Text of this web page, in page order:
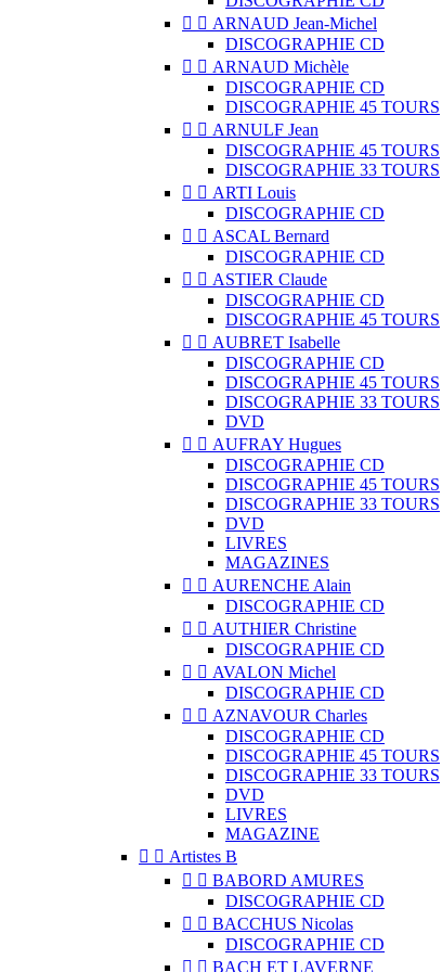
  ARNAUD Jean-Michel
DISCOGRAPHIE CD
  ARNAUD Michèle
DISCOGRAPHIE CD
DISCOGRAPHIE 45 TOURS
  ARNULF Jean
DISCOGRAPHIE 45 TOURS
DISCOGRAPHIE 33 TOURS
  ARTI Louis
DISCOGRAPHIE CD
  ASCAL Bernard
DISCOGRAPHIE CD
  ASTIER Claude
DISCOGRAPHIE CD
DISCOGRAPHIE 45 TOURS
  AUBRET Isabelle
DISCOGRAPHIE CD
DISCOGRAPHIE 45 TOURS
DISCOGRAPHIE 33 TOURS
DVD
  AUFRAY Hugues
DISCOGRAPHIE CD
DISCOGRAPHIE 45 TOURS
DISCOGRAPHIE 33 TOURS
DVD
LIVRES
MAGAZINES
  AURENCHE Alain
DISCOGRAPHIE CD
  AUTHIER Christine
DISCOGRAPHIE CD
  AVALON Michel
DISCOGRAPHIE CD
  AZNAVOUR Charles
DISCOGRAPHIE CD
DISCOGRAPHIE 45 TOURS
DISCOGRAPHIE 33 TOURS
DVD
LIVRES
MAGAZINE
  Artistes B
  BABORD AMURES
DISCOGRAPHIE CD
  BACCHUS Nicolas
DISCOGRAPHIE CD
  BACH ET LAVERNE